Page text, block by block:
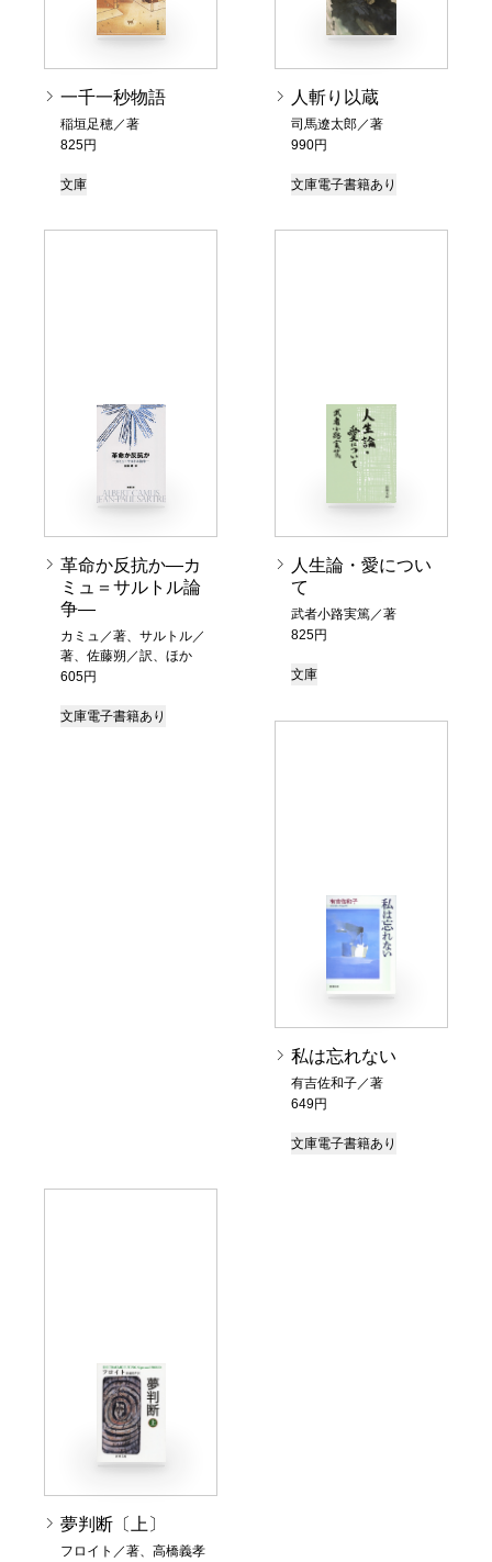
一千一秒物語
稲垣足穂／著
825円
文庫
人斬り以蔵
司馬遼太郎／著
990円
文庫電子書籍あり
革命か反抗か―カ
ミュ＝サルトル論
争―
カミュ／著、サルトル／
著、佐藤朔／訳、ほか
605円
文庫電子書籍あり
人生論・愛につい
て
武者小路実篤／著
825円
文庫
私は忘れない
有吉佐和子／著
649円
文庫電子書籍あり
夢判断〔上〕
フロイト／著、高橋義孝